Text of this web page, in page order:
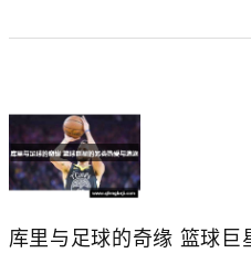
库里与足球的奇缘 篮球巨